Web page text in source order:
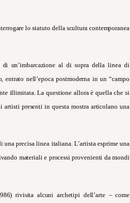
lo statuto della scultura contemporanea
un’imbarcazione al di sopra della linea di
nell’epoca postmoderna in un “campo
illimitata. La questione allora è quella che si
artisti presenti in questa mostra articolano una
precisa linea italiana. L’artista esprime una
materiali e processi provenienti da mondi
rivisita alcuni archetipi dell’arte – come